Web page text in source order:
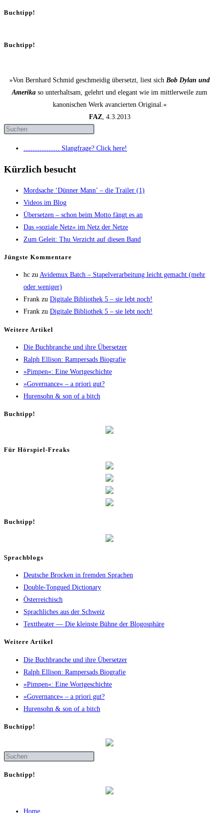
Buchtipp!
Buchtipp!
»Von Bernhard Schmid geschmeidig übersetzt, liest sich Bob Dylan und
Amerika so unterhaltsam, gelehrt und elegant wie im mittlerweile zum
kanonischen Werk avancierten Original.«
FAZ, 4.3.2013
……………. Slang­fra­ge? Click here!
Kürzlich besucht
Mord­sa­che ‘Dün­ner Mann’ – die Trai­ler (1)
Vide­os im Blog
Über­set­zen – schon beim Mot­to fängt es an
Das »sozia­le Netz« im Netz der Netze
Zum Geleit: Thu Ver­zicht auf die­sen Band
Jüngs­te Kommentare
hc zu Avi­de­mux Batch – Sta­pel­ver­ar­bei­tung leicht gemacht (mehr
oder weniger)
Frank zu Digi­ta­le Biblio­thek 5 – sie lebt noch!
Frank zu Digi­ta­le Biblio­thek 5 – sie lebt noch!
Wei­te­re Artikel
Die Buch­bran­che und ihre Übersetzer
Ralph Elli­son: Ram­pers­ads Biografie
»Pim­pen«: Eine Wortgeschichte
»Gover­nan­ce« – a prio­ri gut?
Huren­sohn & son of a bitch
Buch­tipp!
Für Hör­spiel-Freaks
Buch­tipp!
Sprachblogs
Deutsche Brocken in fremden Sprachen
Double-Tongued Dictionary
Österreichisch
Sprachliches aus der Schweiz
Texttheater — Die kleinste Bühne der Blogosphäre
Wei­te­re Artikel
Die Buch­bran­che und ihre Übersetzer
Ralph Elli­son: Ram­pers­ads Biografie
»Pim­pen«: Eine Wortgeschichte
»Gover­nan­ce« – a prio­ri gut?
Huren­sohn & son of a bitch
Buch­tipp!
Buch­tipp!
Home